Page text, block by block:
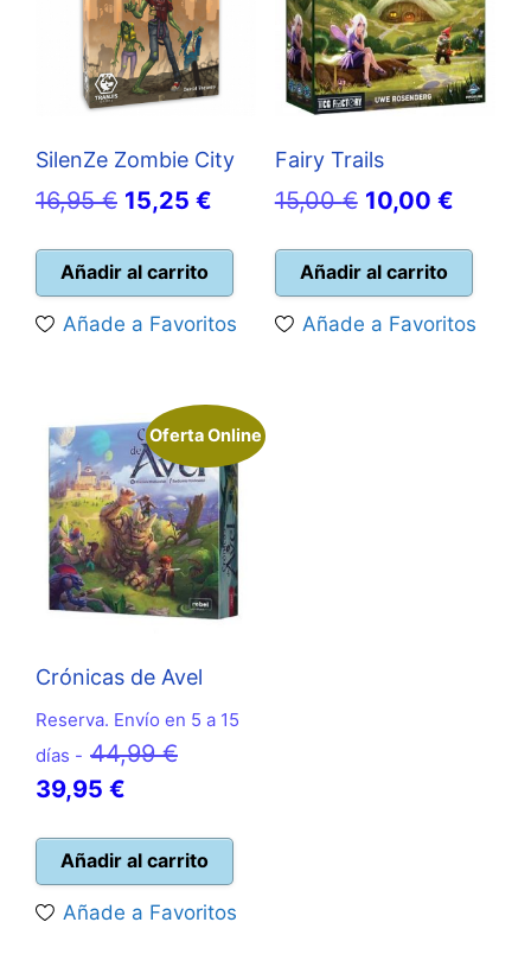
SilenZe Zombie City
16,95€ El
original
era:
16,95 €.
15,25 €
es:
15,25 €.
Añadir al carrito
Añade a Favoritos
Fairy Trails
15,00€ El
original
era:
15,00 €.
10,00 €El
es:
10,00
Añadir al carrito
Añade a Favoritos
Oferta Online
Crónicas de Avel
Reserva. Envío en 5 a 15
días - 44,99€El
era:
44,99 €.
39,95 €
actual
es:
39,95 €.
Añadir al carrito
Añade a Favoritos